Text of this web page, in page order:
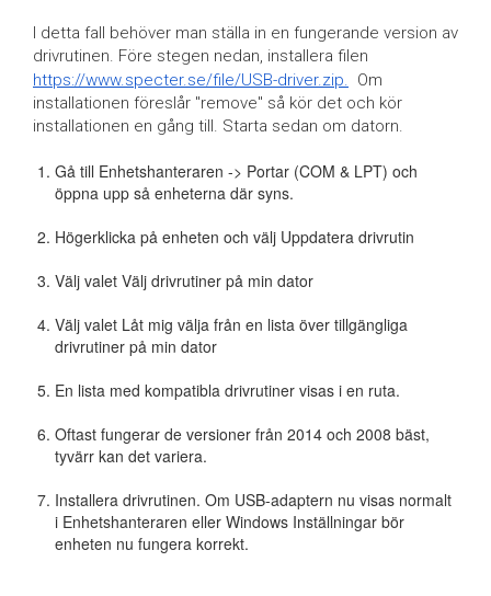
I detta fall behöver man ställa in en fungerande version av
drivrutinen. Före stegen nedan, installera filen
https://www.specter.se/file/USB-driver.zip. Om
installationen föreslår "remove" så kör det och kör
installationen en gång till. Starta sedan om datorn.
Gå till Enhetshanteraren -> Portar (COM & LPT) och
öppna upp så enheterna där syns.
Högerklicka på enheten och välj Uppdatera drivrutin
Välj valet Välj drivrutiner på min dator
Välj valet Låt mig välja från en lista över tillgängliga
drivrutiner på min dator
En lista med kompatibla drivrutiner visas i en ruta.
Oftast fungerar de versioner från 2014 och 2008 bäst,
tyvärr kan det variera.
Installera drivrutinen. Om USB-adaptern nu visas normalt
i Enhetshanteraren eller Windows Inställningar bör
enheten nu fungera korrekt.